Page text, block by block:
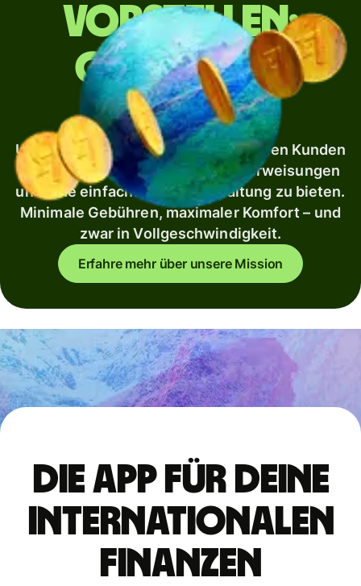
vorstellen:
Geld ohne
Grenzen
Unsere Mission besteht darin, unseren Kunden
überall auf der Welt günstige Überweisungen
und eine einfache Finanzverwaltung zu bieten.
Minimale Gebühren, maximaler Komfort – und
zwar in Vollgeschwindigkeit.
Erfahre mehr über unsere Mission
Die App für deine
internationalen
Finanzen